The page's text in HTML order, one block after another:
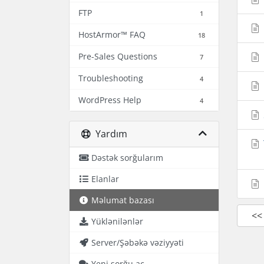
FTP 1
HostArmor™ FAQ 18
Pre-Sales Questions 7
Troubleshooting 4
WordPress Help 4
Yardım
Dəstək sorğularım
Elanlar
Məlumat bazası
Yüklənilənlər
Server/Şəbəkə vəziyyəti